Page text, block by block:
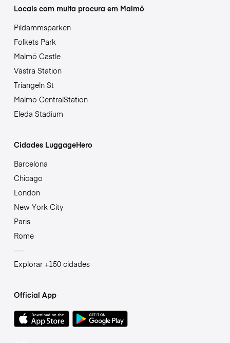
Locais com muita procura em Malmö
Pildammsparken
Folkets Park
Malmö Castle
Västra Station
Triangeln St
Malmö CentralStation
Eleda Stadium
Cidades LuggageHero
Barcelona
Chicago
London
New York City
Paris
Rome
Explorar +150 cidades
Official App